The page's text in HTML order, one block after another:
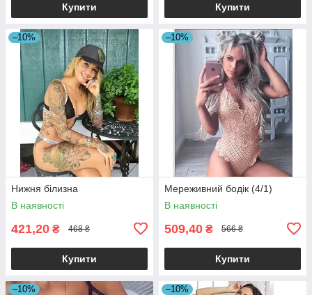
Купити Купити
–10%
Нижня білизна
В наявності
421,20 ₴ 468 ₴
Купити
–10%
Мереживний бодік (4/1)
В наявності
509,40 ₴ 566 ₴
Купити
–10% –10%